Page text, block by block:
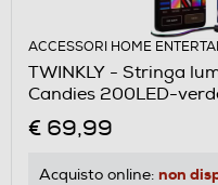
ACCESSORI HOME
TWINKLY - Stringa
Candies 200LED-
€ 69,99
Acquisto online: non